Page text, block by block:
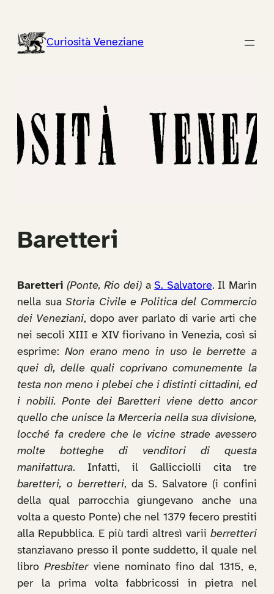
contenutoCuriosità Veneziane
Baretteri
Baretteri (Ponte, Rio dei)aS. Salvatore. Il Marin
nella suaStoria Civile e Politica del Commercio
dei Veneziani, dopo aver parlato di varie arti che
nei secoli XIII e XIV fiorivano in Venezia, così si
esprime: Non erano meno in uso le berrette a
quei dì, delle quali coprivano comunemente la
testa non meno i plebei che i distinti cittadini, ed
i nobili. Ponte dei Baretteri viene detto ancor
quello che unisce la Merceria nella sua divisione,
locché fa credere che le vicine strade avessero
molte botteghe di venditori di questa
manifattura. Infatti, il Gallicciolli cita tre
baretteri, o berretteri, da S. Salvatore (i confini
della qual parrocchia giungevano anche una
volta a questo Ponte) che nel 1379 fecero prestiti
alla Repubblica. E più tardi altresì varii berretteri
stanziavano presso il ponte suddetto, il quale nel
libroPresbiterviene nominato fino dal 1315, e,
per la prima volta fabbricossi in pietra nel